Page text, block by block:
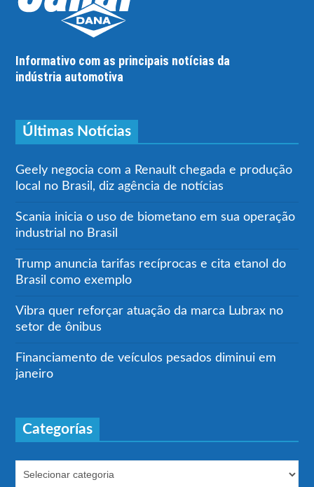
Informativo com as principais notícias da
indústria automotiva
Últimas Notícias
Geely negocia com a Renault chegada e produção
local no Brasil, diz agência de notícias
Scania inicia o uso de biometano em sua operação
industrial no Brasil
Trump anuncia tarifas recíprocas e cita etanol do
Brasil como exemplo
Vibra quer reforçar atuação da marca Lubrax no
setor de ônibus
Financiamento de veículos pesados diminui em
janeiro
Categorías